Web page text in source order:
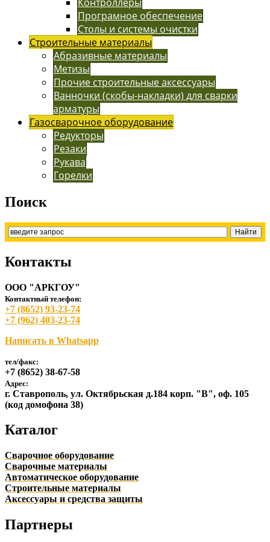
Програмное обеспечение
Столы и системы очистки
Строительные материалы
Абразивные материалы
Метизы
Прочие строительные аксессуары
Ванночки (скобы-накладки) для сварки
арматуры
Газосварочное оборудование
Редукторы
Резаки
Рукава
Горелки
Поиск
Контакты
ООО "АРКГОУ"
Контактный телефон:
+7 (8652) 93-23-74
+7 (962) 403-23-74
Написать в Whatsapp
тел/факс:
+7 (8652) 38-67-58
Адрес:
г. Ставрополь, ул. Октябрьская д.184 корп. "В", оф. 105
(код домофона 38)
Каталог
Сварочное оборудование
Сварочные материалы
Автоматическое оборудование
Строительные материалы
Аксессуары и средства защиты
Партнеры